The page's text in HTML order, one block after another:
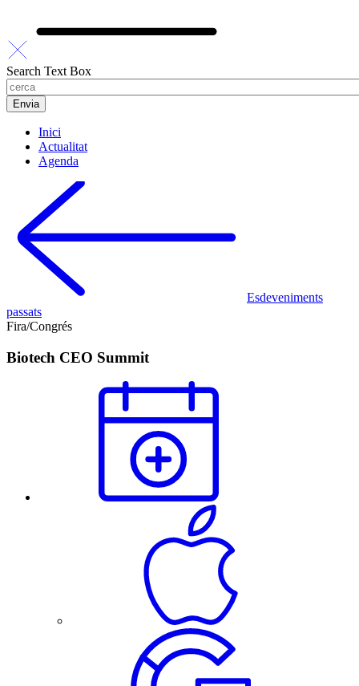
Search Text Box
Inici
Actualitat
Agenda
Esdeveniments
passats
Fira/Congrés
Biotech CEO Summit